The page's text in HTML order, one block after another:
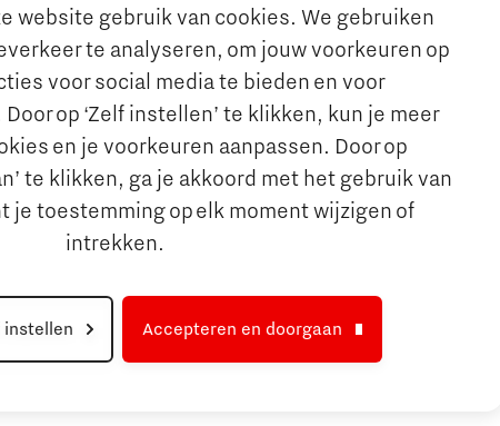
website gebruik van cookies. We gebruiken
te analyseren, om jouw voorkeuren op
voor social media te bieden en voor
op ‘Zelf instellen’ te klikken, kun je meer
en je voorkeuren aanpassen. Door op
te klikken, ga je akkoord met het gebruik van
je toestemming op elk moment wijzigen of
intrekken.
instellen Accepteren en doorgaan
Insidr wijst ‘internationale’ ouders
de weg in onderwijsland
Maatschappelijk
Brainport voor Elkaar
Over Brainport voor Elkaar
Sociale Brainport Agenda
Lidmaatschap